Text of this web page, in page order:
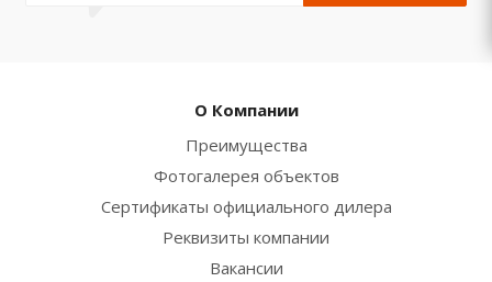
О Компании
Преимущества
Фотогалерея объектов
Сертификаты официального дилера
Реквизиты компании
Вакансии